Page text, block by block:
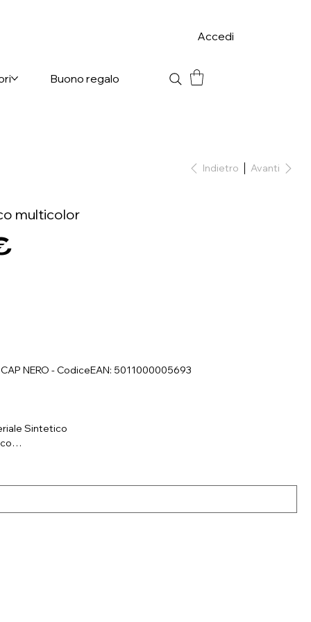
Buono regalo
Accedi
Indietro Avanti
multicolor
NERO - CodiceEAN: 5011000005693
Sintetico